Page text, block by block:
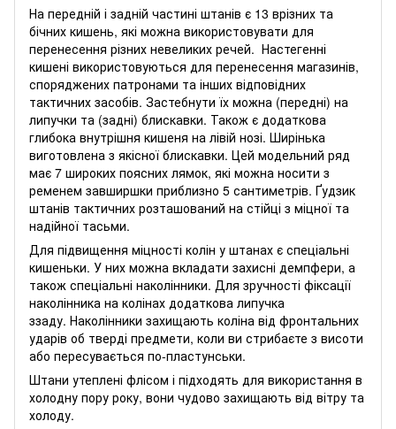
На передній і задній частині штанів є 13 врізних та
бічних кишень, які можна використовувати для
перенесення різних невеликих речей. Настегенні
кишені використовуються для перенесення магазинів,
споряджених патронами та інших відповідних
тактичних засобів. Застебнути їх можна (передні) на
липучки та (задні) блискавки. Також є додаткова
глибока внутрішня кишеня на лівій нозі. Ширінька
виготовлена з якісної блискавки. Цей модельний ряд
має 7 широких поясних лямок, які можна носити з
ременем завширшки приблизно 5 сантиметрів. Ґудзик
штанів тактичних розташований на стійці з міцної та
надійної тасьми.
Для підвищення міцності колін у штанах є спеціальні
кишеньки. У них можна вкладати захисні демпфери, а
також спеціальні наколінники. Для зручності фіксації
наколінника на колінах додаткова липучка
ззаду. Наколінники захищають коліна від фронтальних
ударів об тверді предмети, коли ви стрибаєте з висоти
або пересувається по-пластунськи.
Штани утеплені флісом і підходять для використання в
холодну пору року, вони чудово захищають від вітру та
холоду.